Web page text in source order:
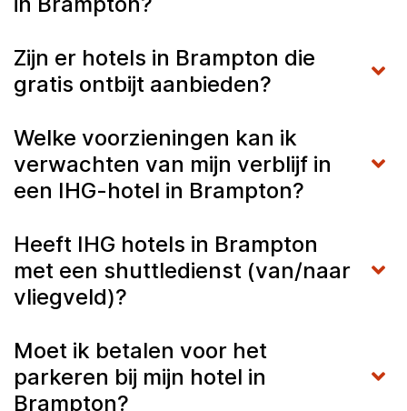
Zijn er hotels in Brampton die
gratis ontbijt aanbieden?
Welke voorzieningen kan ik
verwachten van mijn verblijf in
een IHG-hotel in Brampton?
Heeft IHG hotels in Brampton
met een shuttledienst (van/naar
vliegveld)?
Moet ik betalen voor het
parkeren bij mijn hotel in
Brampton?